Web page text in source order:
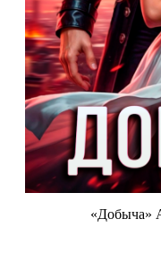
«Добыча»